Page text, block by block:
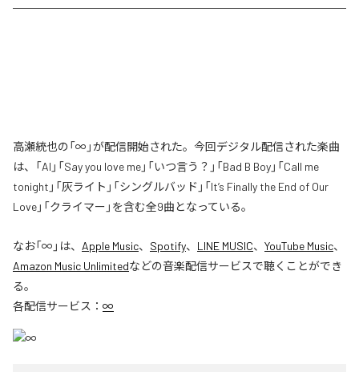
高瀬統也の「∞」が配信開始された。今回デジタル配信された楽曲
は、「AI」「Say you love me」「いつ言う？」「Bad B Boy」「Call me
tonight」「灰ライト」「シングルバッド」「It’s Finally the End of Our
Love」「クライマー」を含む全9曲となっている。
なお「∞ 」は、 Apple Music、 Spotify、 LINE MUSIC、 YouTube Music、
Amazon Music Unlimitedなどの音楽配信サービスで聴くことができ
る。
各配信サービス： ∞